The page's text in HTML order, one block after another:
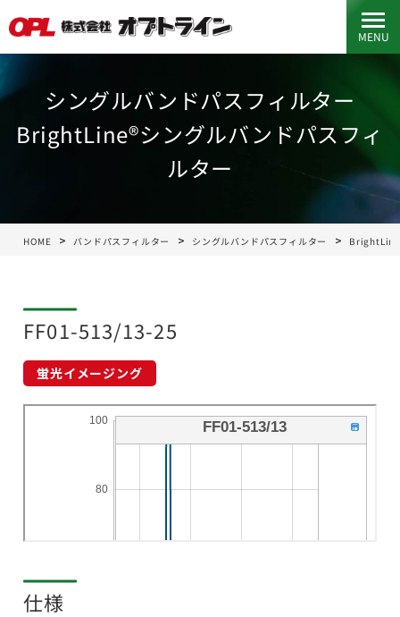
MENU
シングルバンドパスフィルター
BrightLine®シングルバンドパスフィ
ルター
HOME バンドパスフィルター シングルバンドパスフィルター
FF01-513/13-25
蛍光イメージング
仕様